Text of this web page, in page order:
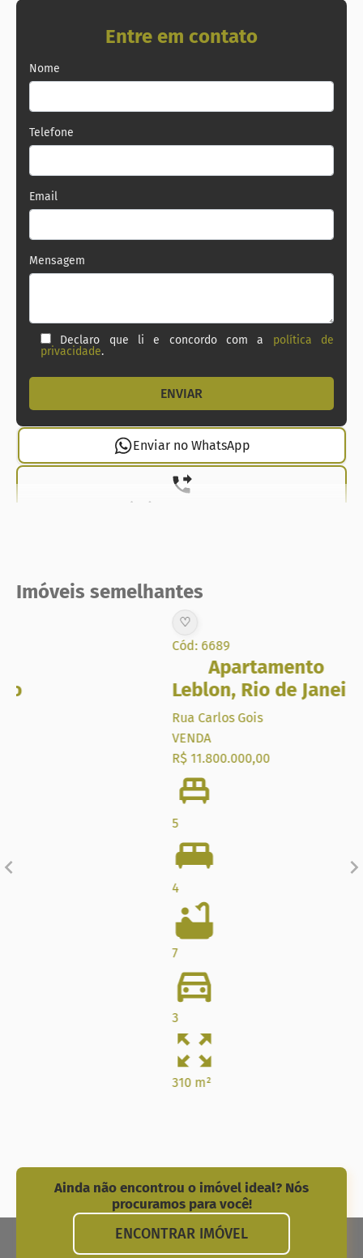
Entre em contato
Nome
Telefone
Email
Mensagem
Declaro que li e concordo com a política de
privacidade.
Enviar no WhatsApp
(21) 99737-1912
Imóveis semelhantes
Rio de Janeiro
Ainda não encontrou o imóvel ideal? Nós
procuramos para você!
ENCONTRAR IMÓVEL